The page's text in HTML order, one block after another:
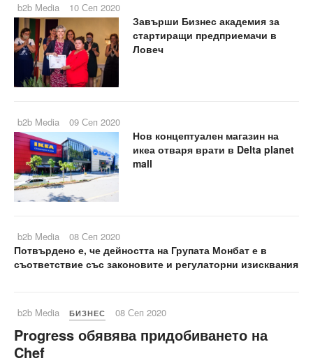
b2b Media 10 Сеп 2020
Завърши Бизнес академия за
стартиращи предприемачи в
Ловеч
b2b Media 09 Сеп 2020
Нов концептуален магазин на
икеа отваря врати в Delta planet
mall
b2b Media 08 Сеп 2020
Потвърдено е, че дейността на Групата Монбат е в
съответствие със законовите и регулаторни изисквания
b2b Media БИЗНЕС 08 Сеп 2020
Progress обявява придобиването на
Chef